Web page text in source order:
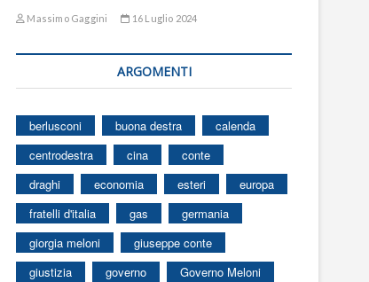
Massimo Gaggini 16 Luglio 2024
ARGOMENTI
berlusconi buona destra
calenda
centrodestra
cina
conte
draghi
economia esteri
europa
fratelli d'italia
gas
germania
giorgia meloni
giuseppe conte
giustizia
governo
Governo Meloni